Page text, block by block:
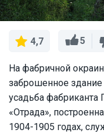
4,7 5
На фабричной
заброшенное
усадьба
«Отрада»,
1904-1905 годах,